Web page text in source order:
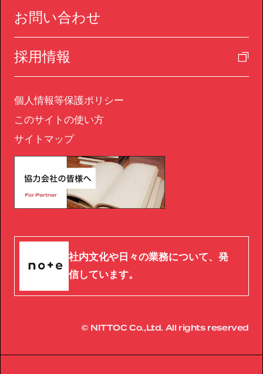
お問い合わせ
採用情報
個人情報等保護ポリシー
このサイトの使い方
サイトマップ
社内文化や日々の業務について、発
信しています。
© NITTOC Co.,Ltd. All rights reserved